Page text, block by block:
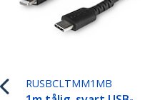
RUSBCLTMM1MB